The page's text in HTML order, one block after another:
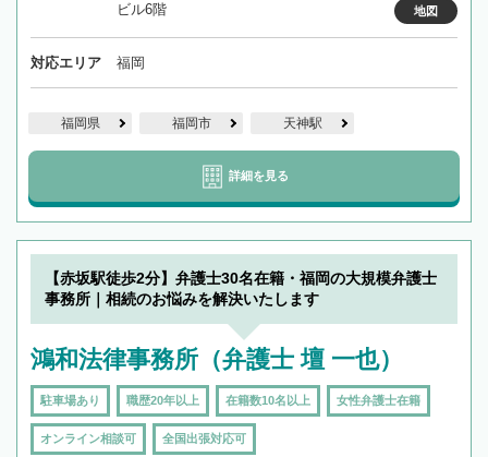
ビル6階
地図
対応エリア 福岡
福岡県 福岡市 天神駅
詳細を見る
【赤坂駅徒歩2分】弁護士30名在籍・福岡の大規模弁護士
事務所｜相続のお悩みを解決いたします
鴻和法律事務所（弁護士 壇 一也）
駐車場あり 職歴20年以上 在籍数10名以上 女性弁護士在籍
オンライン相談可 全国出張対応可